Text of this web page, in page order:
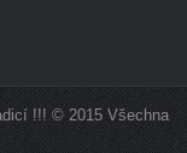
!!! © 2015 Všechna